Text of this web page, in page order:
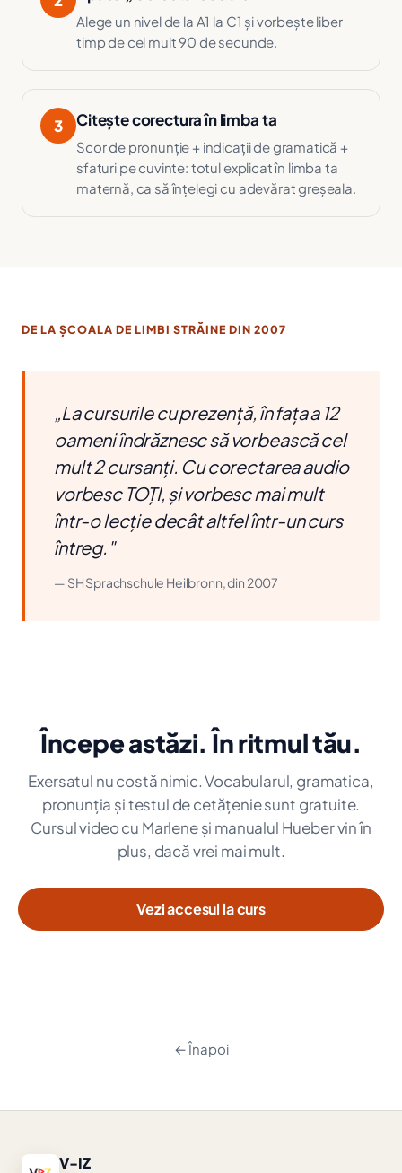
Alege un nivel de la A1 la C1 și vorbește liber
timp de cel mult 90 de secunde.
3 Citește corectura în limba ta
Scor de pronunție + indicații de gramatică +
sfaturi pe cuvinte: totul explicat în limba ta
maternă, ca să înțelegi cu adevărat greșeala.
DE LA ȘCOALA DE LIMBI STRĂINE DIN 2007
„La cursurile cu prezență, în fața a 12
oameni îndrăznesc să vorbească cel
mult 2 cursanți. Cu corectarea audio
vorbesc TOȚI, și vorbesc mai mult
într-o lecție decât altfel într-un curs
întreg."
— SH Sprachschule Heilbronn, din 2007
Începe astăzi. În ritmul tău.
Exersatul nu costă nimic. Vocabularul, gramatica,
pronunția și testul de cetățenie sunt gratuite.
Cursul video cu Marlene și manualul Hueber vin în
plus, dacă vrei mai mult.
Vezi accesul la curs
← Înapoi
V-IZ